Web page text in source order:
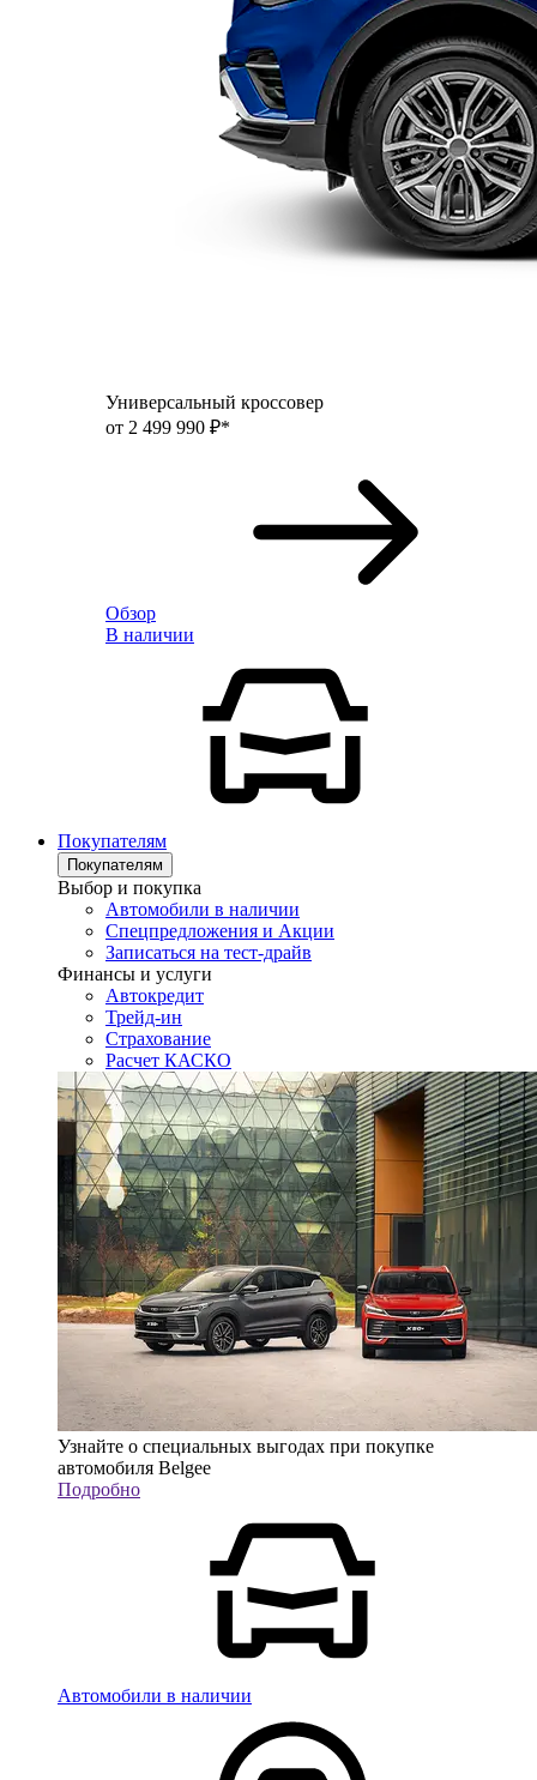
Универсальный кроссовер
от 2 499 990 ₽*
Обзор
В наличии
Покупателям
Покупателям
Выбор и покупка
Автомобили в наличии
Спецпредложения и Акции
Записаться на тест-драйв
Финансы и услуги
Автокредит
Трейд-ин
Страхование
Расчет КАСКО
Узнайте о специальных выгодах при покупке
автомобиля Belgee
Подробно
Автомобили в наличии